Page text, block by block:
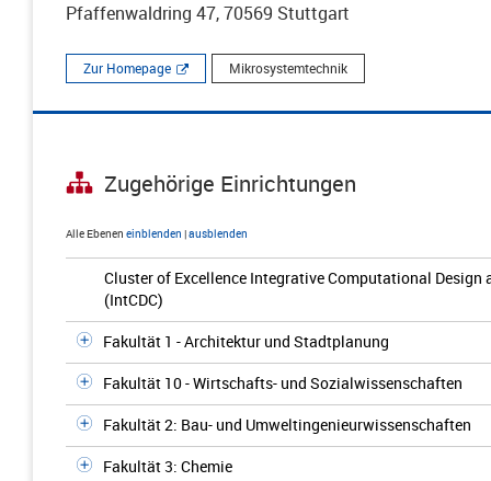
Pfaffenwaldring 47, 70569 Stuttgart
Zur Homepage Mikrosystemtechnik
Zugehörige Einrichtungen
Alle Ebenen einblenden |ausblenden
Cluster of Excellence Integrative Computational
(IntCDC)
Fakultät 1 - Architektur und Stadtplanung
Fakultät 10 - Wirtschafts- und Sozialwissenschaften
Fakultät 2: Bau- und Umweltingenieurwissenschaften
Fakultät 3: Chemie